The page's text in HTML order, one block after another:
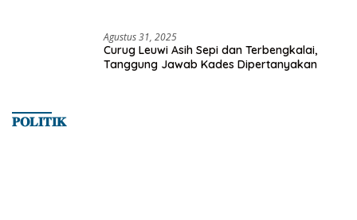
Agustus 31, 2025
Curug Leuwi Asih Sepi dan Terbengkalai,
Tanggung Jawab Kades Dipertanyakan
𝐏𝐎𝐋𝐈𝐓𝐈𝐊